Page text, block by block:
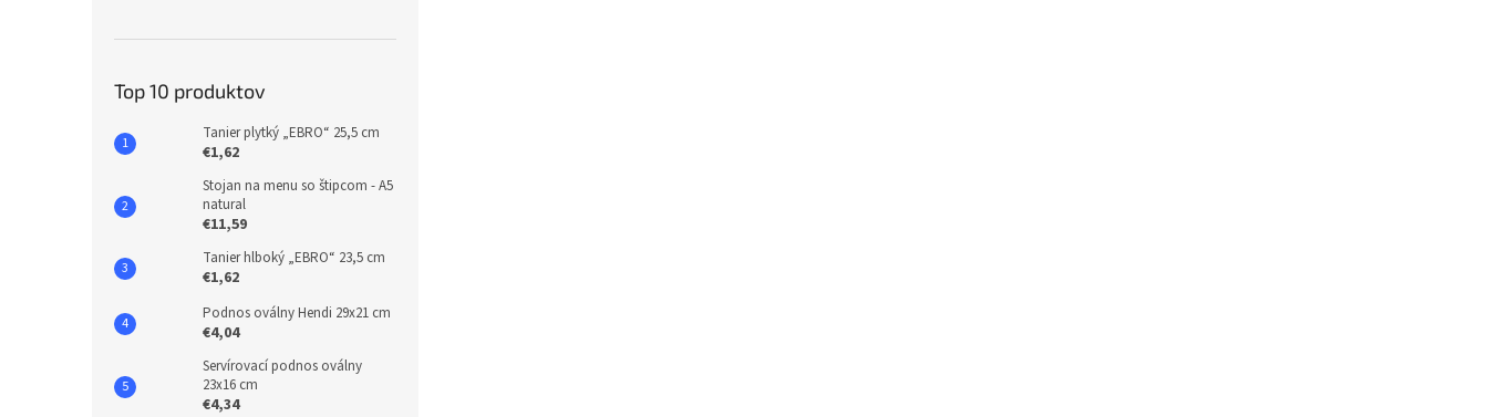
Top 10 produktov
Tanier plytký „EBRO“ 25,5 cm
€1,62
Stojan na menu so štipcom - A5
natural
€11,59
Tanier hlboký „EBRO“ 23,5 cm
€1,62
Podnos oválny Hendi 29x21 cm
€4,04
Servírovací podnos oválny
23x16 cm
€4,34